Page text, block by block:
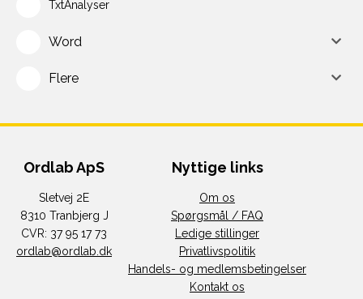
TxtAnalyser
Word
Flere
Ordlab ApS
Sletvej 2E
8310 Tranbjerg J
CVR: 37 95 17 73
ordlab@ordlab.dk
Nyttige links
Om os
Spørgsmål / FAQ
Ledige stillinger
Privatlivspolitik
Handels- og medlemsbetingelser
Kontakt os